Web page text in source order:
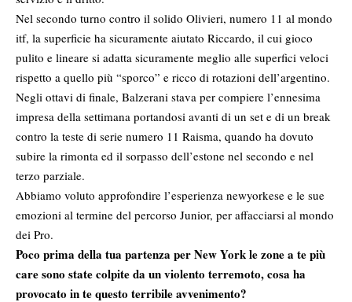
Nel secondo turno contro il solido Olivieri, numero 11 al mondo
itf, la superficie ha sicuramente aiutato Riccardo, il cui gioco
pulito e lineare si adatta sicuramente meglio alle superfici veloci
rispetto a quello più “sporco” e ricco di rotazioni dell’argentino.
Negli ottavi di finale, Balzerani stava per compiere l’ennesima
impresa della settimana portandosi avanti di un set e di un break
contro la teste di serie numero 11 Raisma, quando ha dovuto
subire la rimonta ed il sorpasso dell’estone nel secondo e nel
terzo parziale.
Abbiamo voluto approfondire l’esperienza newyorkese e le sue
emozioni al termine del percorso Junior, per affacciarsi al mondo
dei Pro.
Poco prima della tua partenza per New York le zone a te più
care sono state colpite da un violento terremoto, cosa ha
provocato in te questo terribile avvenimento?